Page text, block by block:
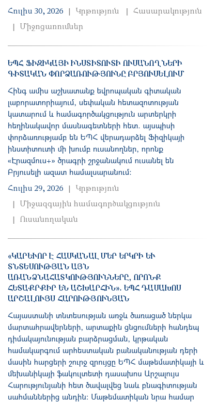
Հուլիս 30, 2026 Կրթություն
Հասարակություն
Միջոցառումներ
ԵՊՀ ՖԻԶԻԿԱՅԻ ԻՆՍՏԻՏՈՒՏԻ ՈՒՍԱՆՈՂՆԵՐԻ
ԳԻՏԱԿԱՆ ՓՈՐՁԱՌՈՒԹՅՈՒՆԸ ԲՐՅՈՒՍԵԼՈՒՄ
Հինգ ամիս աշխատանք եվրոպական գիտական
լաբորատորիայում, սեփական հետազոտության
կատարում և համագործակցություն արտերկրի
հեղինակավոր մասնագետների հետ. այսպիսի
փորձառությամբ են ԵՊՀ վերադարձել Ֆիզիկայի
ինստիտուտի մի խումբ ուսանողներ, որոնք
«Էրազմուս+» ծրագրի շրջանակում ուսանել են
Բրյուսելի ազատ համալսարանում:
Հուլիս 29, 2026
Կրթություն
Միջազգային համագործակցություն
Ուսանողական
«ԿԱՐԵՒՈՐ Է ՀԱՍԿԱՆԱԼ ՄԵՐ ԵՐԿՐԻ ԵՒ ՏՆ
ՏԵՍՈՒԹՅԱՆ ԱՅՆ ԱՌ
ԱՆՁՆԱՀԱՏԿՈՒԹՅՈՒՆՆԵՐԸ, ՈՐՈՆՔ ՀԵ
ՏԱՔՐՔԻՐ ԵՆ ԱՇԽԱՐՀԻՆ». ԵՊՀ ԴԱՍԱԽՈՍ ԱՐ
ՇԱԼՈՒՅՍ ՀԱՐՈՒԹՅՈՒՆՅԱՆ
Հայաստանի տնտեսության առջև ծառացած ներկա
մարտահրավերների, արտաքին ցնցումների հանդեպ
դիմակայունության բարձրացման, կրթական
համակարգում արհեստական բանականության դերի
մասին հարցերի շուրջ զրույցը ԵՊՀ մաթեմատիկայի և
մեխանիկայի ֆակուլտետի դասախոս Արշալույս
Հարությունյանի հետ ծավալվեց նաև բնագիտության
սահմաններից անդին: Մաթեմատիկան նրա համար